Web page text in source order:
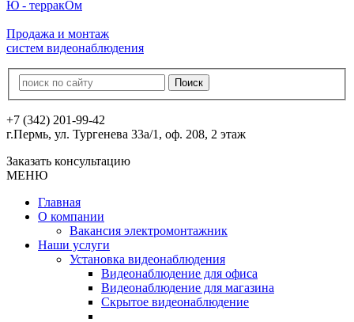
Ю - терракОм
Продажа и монтаж
систем видеонаблюдения
+7 (342) 201-99-42
г.Пермь, ул. Тургенева 33а/1, оф. 208, 2 этаж
Заказать консультацию
МЕНЮ
Главная
О компании
Вакансия электромонтажник
Наши услуги
Установка видеонаблюдения
Видеонаблюдение для офиса
Видеонаблюдение для магазина
Скрытое видеонаблюдение